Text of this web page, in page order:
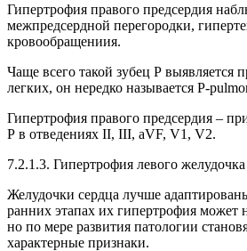
Гипертрофия правого предсердия
межпредсердной перегородки,
кровообращениия.
Чаще всего такой зубец Р выявляется
легких, он нередко называется Р-
Гипертрофия правого предсердия –
Р в отведениях II, III, aVF, V1, V2.
7.2.1.3. Гипертрофия левого желудочка
Желудочки сердца лучше
ранних этапах их гипертрофия может
но по мере развития патологии
характерные признаки.